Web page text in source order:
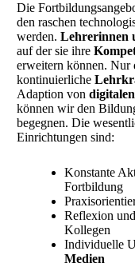
Die
den raschen
werden. Lehrerinnen
auf der sie ihre
erweitern können. Nur
kontinuierliche
Adaption von
können wir den
begegnen. Die
Einrichtungen sind:
Konstante
Fortbildung
Reflexion
Kollegen
Individuelle
Medien